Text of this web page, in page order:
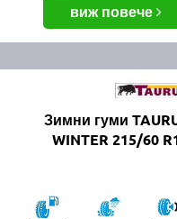
виж повече
Зимни гуми
WINTER 215/60